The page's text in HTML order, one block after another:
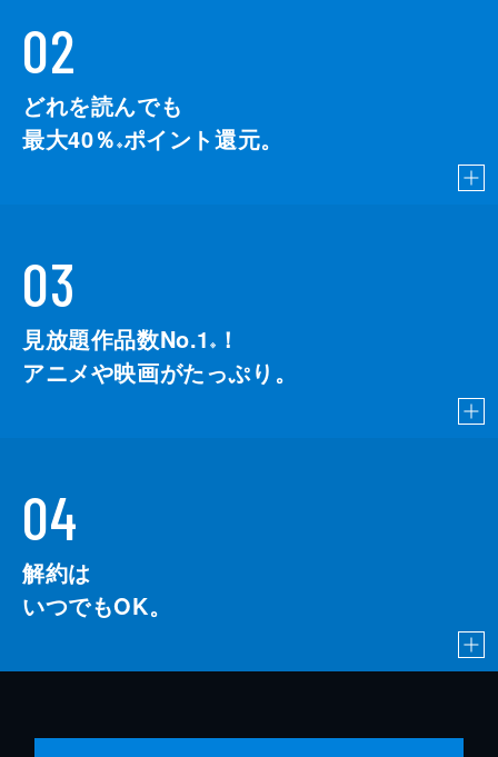
02
どれを読んでも
最大40％ ※ポイント還元。
03
見放題作品数No.1 ※
！
アニメや映画がたっぷり。
04
解約は
いつでもOK。